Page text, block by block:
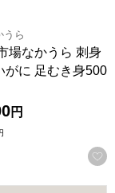
録する
うら
場なかうら 刺身
がに 足むき身500
円